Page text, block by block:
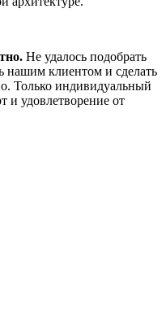
Не удалось подобрать
нашим клиентом и сделать
Только индивидуальный
и удовлетворение от